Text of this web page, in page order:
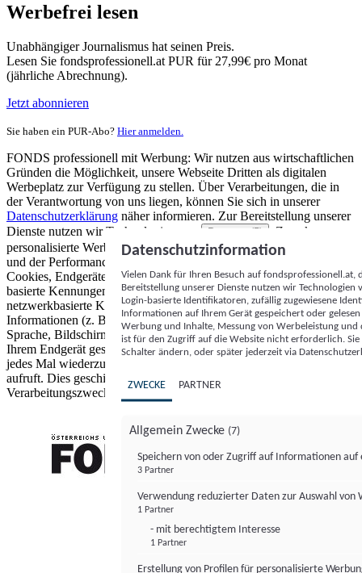
Werbefrei lesen
Unabhängiger Journalismus hat seinen Preis.
Lesen Sie fondsprofessionell.at PUR für 27,99€ pro Monat
(jährliche Abrechnung).
Jetzt abonnieren
Sie haben ein PUR-Abo? Hier anmelden.
FONDS professionell mit Werbung: Wir nutzen aus wirtschaftlichen
Gründen die Möglichkeit, unsere Webseite Dritten als digitalen
Werbeplatz zur Verfügung zu stellen. Über Verarbeitungen, die in
der Verantwortung von uns liegen, können Sie sich in unserer
Datenschutzerklärung näher informieren. Zur Bereitstellung unserer
Dienste nutzen wir Technologien von
Partnern (5)
. Zwecke:
personalisierte Werbung und Inhalte, Messung von Werbeleistung
und der Performance von Inhalten sowie Zielgruppenforschung.
Cookies, Endgeräte- oder ähnliche Online-Kennungen (z. B. login-
basierte Kennungen, zufällig generierte Kennungen,
netzwerkbasierte Kennungen) können zusammen mit anderen
Informationen (z. B. Browsertyp und Browserinformationen,
Sprache, Bildschirmgröße, unterstützte Technologien usw.) auf
Ihrem Endgerät gespeichert oder von dort ausgelesen werden, um es
jedes Mal wiederzuerkennen, wenn es eine App oder einer Webseite
aufruft. Dies geschieht für einen oder mehrere der hier aufgeführten
Verarbeitungszwecke.
Datenschutzinformation
Vielen Dank für Ihren Besuch auf
Bereitstellung unserer Dienste nutzen wir Technologien
Login-basierte Identifikatoren, zufällig zugewiesene
Informationen auf Ihrem Gerät gespeichert oder
Werbung und Inhalte, Messung von Werbeleistung
ist für den Zugriff auf die Website nicht erforderlich.
Schalter ändern, oder später jederzeit via
ZWECKE PARTNER
Allgemein Zwecke (7)
Speichern von oder Zugriff auf Informationen auf
3 Partner
Verwendung reduzierter Daten zur Auswahl von
1 Partner
- mit berechtigtem Interesse
1 Partner
Erstellung von Profilen für personalisierte
FONDS professionell